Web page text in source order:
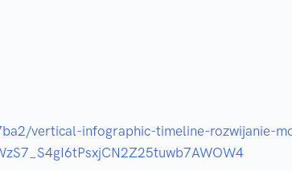
vertical-infographic-timeline-rozwijanie-